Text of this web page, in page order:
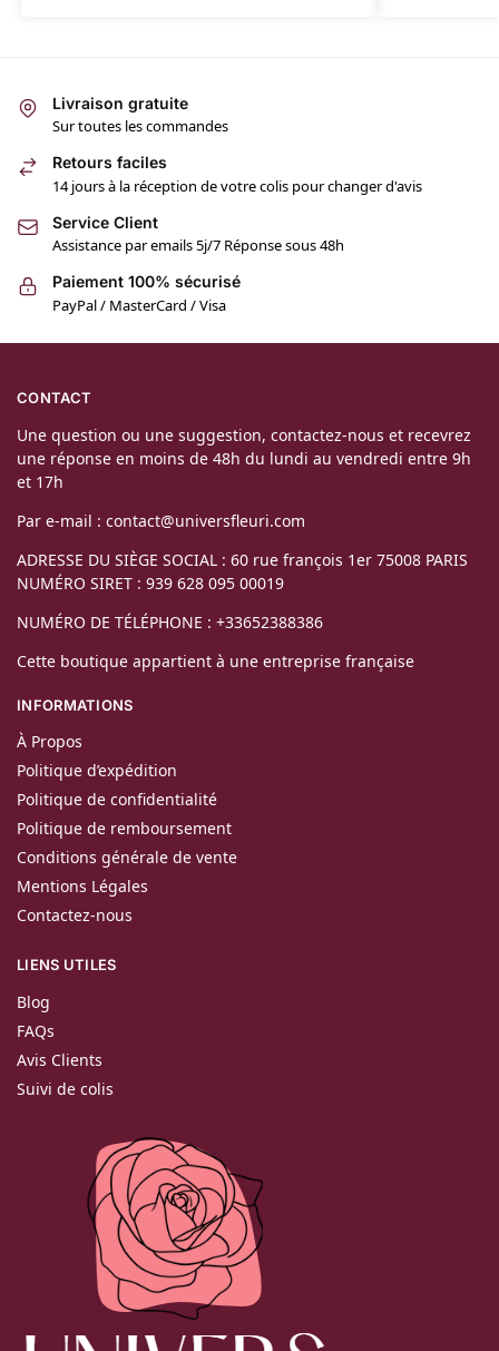
Livraison gratuite
Sur toutes les commandes
Retours faciles
14 jours à la réception de votre colis pour changer d'avis
Service Client
Assistance par emails 5j/7 Réponse sous 48h
Paiement 100% sécurisé
PayPal / MasterCard / Visa
CONTACT
Une question ou une suggestion, contactez-nous et recevrez
une réponse en moins de 48h du lundi au vendredi entre 9h
et 17h
Par e-mail : contact@universfleuri.com
ADRESSE DU SIÈGE SOCIAL : 60 rue françois 1er 75008 PARIS
NUMÉRO SIRET : 939 628 095 00019
NUMÉRO DE TÉLÉPHONE : +33652388386
Cette boutique appartient à une entreprise française
INFORMATIONS
À Propos
Politique d’expédition
Politique de confidentialité
Politique de remboursement
Conditions générale de vente
Mentions Légales
Contactez-nous
LIENS UTILES
Blog
FAQs
Avis Clients
Suivi de colis